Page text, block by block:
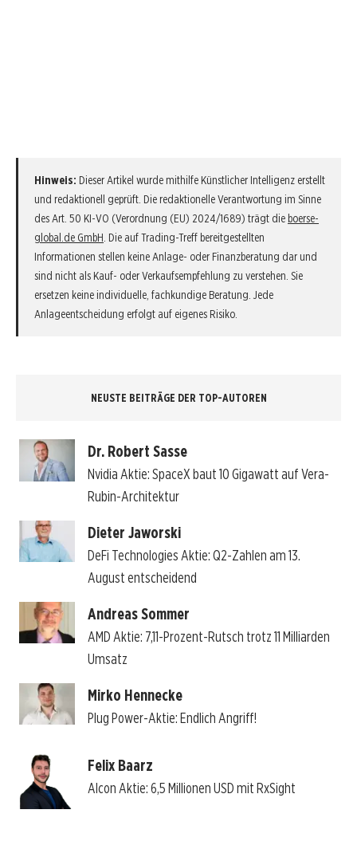
Hinweis: Dieser Artikel wurde mithilfe Künstlicher Intelligenz erstellt
und redaktionell geprüft. Die redaktionelle Verantwortung im Sinne
des Art. 50 KI-VO (Verordnung (EU) 2024/1689) trägt die boerse-
global.de GmbH . Die auf Trading-Treff bereitgestellten
Informationen stellen keine Anlage- oder Finanzberatung dar und
sind nicht als Kauf- oder Verkaufsempfehlung zu verstehen. Sie
ersetzen keine individuelle, fachkundige Beratung. Jede
Anlageentscheidung erfolgt auf eigenes Risiko.
NEUSTE BEITRÄGE DER TOP-AUTOREN
Dr. Robert Sasse
Nvidia Aktie: SpaceX baut 10 Gigawatt auf Vera-
Rubin-Architektur
Dieter Jaworski
DeFi Technologies Aktie: Q2-Zahlen am 13.
August entscheidend
Andreas Sommer
AMD Aktie: 7,11-Prozent-Rutsch trotz 11 Milliarden
Umsatz
Mirko Hennecke
Plug Power-Aktie: Endlich Angriff!
Felix Baarz
Alcon Aktie: 6,5 Millionen USD mit RxSight